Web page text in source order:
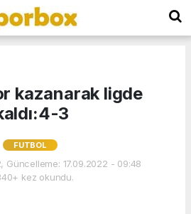
kazanarak ligde
3
FUTBOL
Güncelleme: 17.09.2022 - 09:48
kez okundu.